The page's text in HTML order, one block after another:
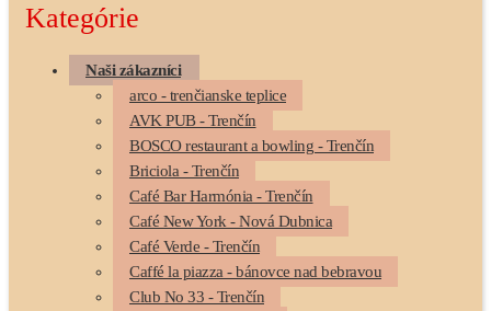
Kategórie
Naši zákazníci
arco - trenčianske teplice
AVK PUB - Trenčín
BOSCO restaurant a bowling - Trenčín
Briciola - Trenčín
Café Bar Harmónia - Trenčín
Café New York - Nová Dubnica
Café Verde - Trenčín
Caffé la piazza - bánovce nad bebravou
Club No 33 - Trenčín